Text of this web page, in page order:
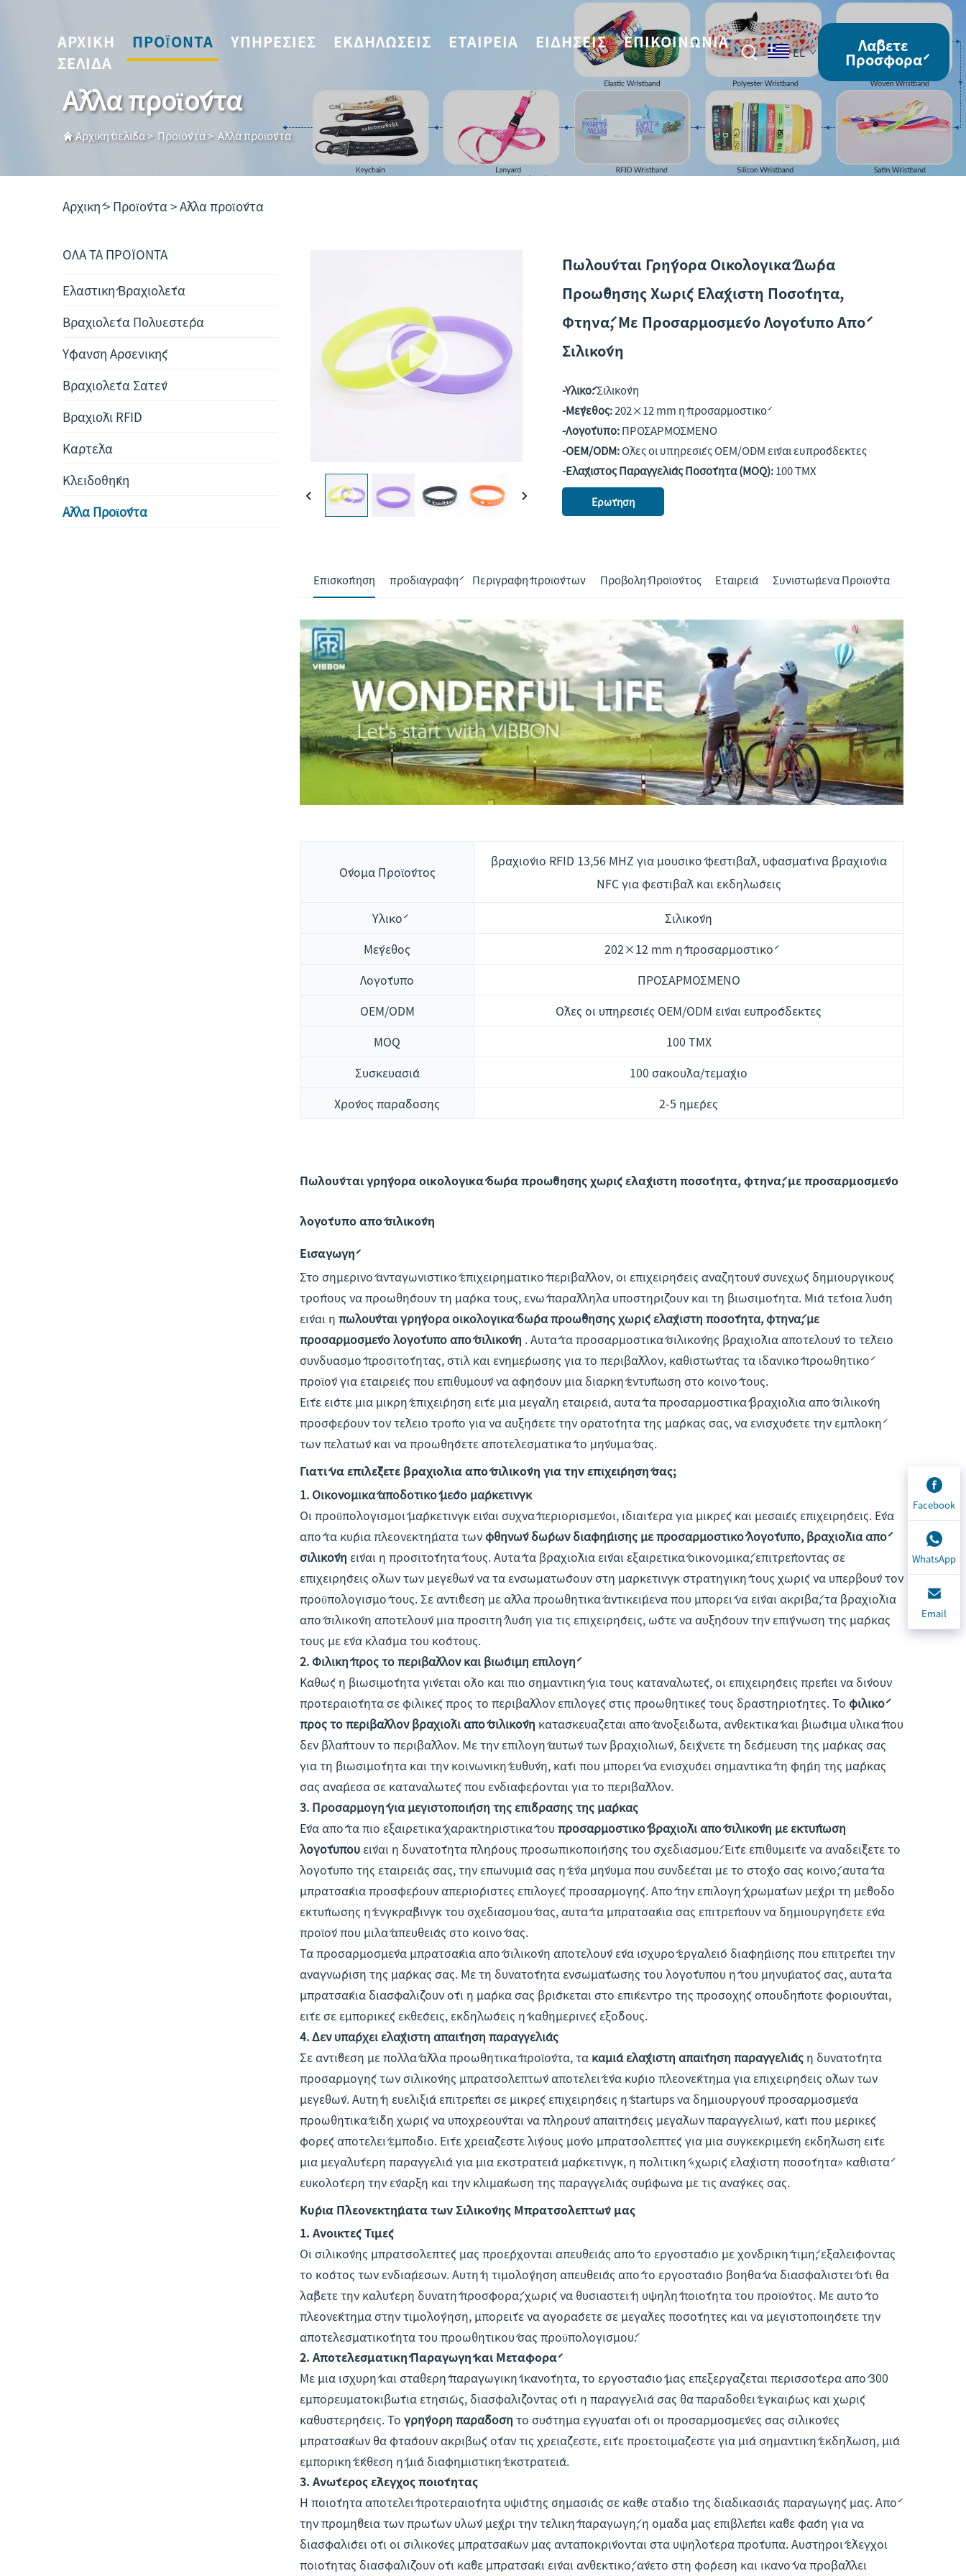
ΑΡΧΙΚΉ
ΣΕΛΊΔΑ
ΠΡΟΪΌΝΤΑ ΥΠΗΡΕΣΊΕΣ ΕΚΔΗΛΏΣΕΙΣ ΕΤΑΙΡΕΊΑ ΕΙΔΉΣΕΙΣ ΕΠΙΚΟΙΝΩΝΊΑ
EL Λάβετε
Προσφορά
Άλλα προϊόντα
Αρχική σελίδα> Προϊόντα> Άλλα προϊόντα
Αρχική > Προϊόντα>Άλλα προϊόντα
ΟΛΑ ΤΑ ΠΡΟΪΟΝΤΑ
Ελαστική Βραχιολέτα
Βραχιολέτα Πολυεστέρα
Ύφανση Αρσενικής
Βραχιολέτα Σατέν
Βραχιόλι RFID
Καρτέλα
Κλειδοθήκη
Άλλα Προϊόντα
Πωλούνται Γρήγορα Οικολογικά Δώρα
Προώθησης Χωρίς Ελάχιστη Ποσότητα,
Φτηνά, Με Προσαρμοσμένο Λογότυπο Από
Σιλικόνη
-Υλικό:Σιλικόνη
-Μέγεθος:202×12 mm ή προσαρμοστικό
-Λογότυπο:ΠΡΟΣΑΡΜΟΣΜΕΝΟ
-OEM/ODM:Όλες οι υπηρεσίες OEM/ODM είναι ευπρόσδεκτες
-Ελάχιστος Παραγγελίας Ποσότητα (MOQ):100 ΤΜΧ
Ερώτηση
Επισκόπηση προδιαγραφή Περιγραφή προϊόντων Προβολή Προϊόντος Εταιρεία Συνιστώμενα Προϊόντα
Όνομα Προϊόντος
βραχιόνιο RFID 13,56 MHZ για μουσικό φεστιβάλ, υφασμάτινα βραχιόνια
NFC για φεστιβάλ και εκδηλώσεις
Υλικό
Σιλικόνη
Μέγεθος
202×12 mm ή προσαρμοστικό
Λογότυπο
ΠΡΟΣΑΡΜΟΣΜΕΝΟ
OEM/ODM
Όλες οι υπηρεσίες OEM/ODM είναι ευπρόσδεκτες
MOQ
100 ΤΜΧ
Συσκευασία
100 σακούλα/τεμάχιο
Χρόνος παράδοσης
2-5 ημέρες
Πωλούνται γρήγορα οικολογικά δώρα προώθησης χωρίς ελάχιστη ποσότητα, φτηνά, με προσαρμοσμένο
λογότυπο από σιλικόνη
Εισαγωγή
Στο σημερινό ανταγωνιστικό επιχειρηματικό περιβάλλον, οι επιχειρήσεις αναζητούν συνεχώς δημιουργικούς
τρόπους να προωθήσουν τη μάρκα τους, ενώ παράλληλα υποστηρίζουν και τη βιωσιμότητα. Μία τέτοια λύση
είναι η πωλούνται γρήγορα οικολογικά δώρα προώθησης χωρίς ελάχιστη ποσότητα, φτηνά, με
προσαρμοσμένο λογότυπο από σιλικόνη . Αυτά τα προσαρμοστικά σιλικόνης βραχιόλια αποτελούν το τέλειο
συνδυασμό προσιτότητας, στιλ και ενημέρωσης για το περιβάλλον, καθιστώντας τα ιδανικό προωθητικό
προϊόν για εταιρείες που επιθυμούν να αφήσουν μια διαρκή εντύπωση στο κοινό τους.
Είτε είστε μια μικρή επιχείρηση είτε μια μεγάλη εταιρεία, αυτά τα προσαρμοστικά βραχιόλια από σιλικόνη
προσφέρουν τον τέλειο τρόπο για να αυξήσετε την ορατότητα της μάρκας σας, να ενισχύσετε την εμπλοκή
των πελατών και να προωθήσετε αποτελεσματικά το μήνυμά σας.
Γιατί να επιλέξετε βραχιόλια από σιλικόνη για την επιχείρησή σας;
1. Οικονομικά αποδοτικό μέσο μάρκετινγκ
Οι προϋπολογισμοί μάρκετινγκ είναι συχνά περιορισμένοι, ιδιαίτερα για μικρές και μεσαίες επιχειρήσεις. Ένα
από τα κύρια πλεονεκτήματα των φθηνών δώρων διαφήμισης με προσαρμοστικό λογότυπο, βραχιόλια από
σιλικόνη είναι η προσιτότητά τους. Αυτά τα βραχιόλια είναι εξαιρετικά οικονομικά, επιτρέποντας σε
επιχειρήσεις όλων των μεγεθών να τα ενσωματώσουν στη μαρκετινγκ στρατηγική τους χωρίς να υπερβούν τον
προϋπολογισμό τους. Σε αντίθεση με άλλα προωθητικά αντικείμενα που μπορεί να είναι ακριβά, τα βραχιόλια
από σιλικόνη αποτελούν μια προσιτή λύση για τις επιχειρήσεις, ώστε να αυξήσουν την επίγνωση της μάρκας
τους με ένα κλάσμα του κόστους.
2. Φιλική προς το περιβάλλον και βιώσιμη επιλογή
Καθώς η βιωσιμότητα γίνεται όλο και πιο σημαντική για τους καταναλωτές, οι επιχειρήσεις πρέπει να δίνουν
προτεραιότητα σε φιλικές προς το περιβάλλον επιλογές στις προωθητικές τους δραστηριότητες. Το φιλικό
προς το περιβάλλον βραχιόλι από σιλικόνη κατασκευάζεται από ανοξείδωτα, ανθεκτικά και βιώσιμα υλικά που
δεν βλάπτουν το περιβάλλον. Με την επιλογή αυτών των βραχιολιών, δείχνετε τη δέσμευση της μάρκας σας
για τη βιωσιμότητα και την κοινωνική ευθύνη, κάτι που μπορεί να ενισχύσει σημαντικά τη φήμη της μάρκας
σας ανάμεσα σε καταναλωτές που ενδιαφέρονται για το περιβάλλον.
3. Προσαρμογή για μεγιστοποίηση της επίδρασης της μάρκας
Ένα από τα πιο εξαιρετικά χαρακτηριστικά του προσαρμοστικό βραχιόλι από σιλικόνη με εκτύπωση
λογότυπουείναι η δυνατότητα πλήρους προσωπικοποίησης του σχεδιασμού. Είτε επιθυμείτε να αναδείξετε το
λογότυπο της εταιρείας σας, την επωνυμία σας ή ένα μήνυμα που συνδέεται με το στόχο σας κοινό, αυτά τα
μπρατσάκια προσφέρουν απεριόριστες επιλογές προσαρμογής. Από την επιλογή χρωμάτων μέχρι τη μέθοδο
εκτύπωσης ή ενγκράβινγκ του σχεδιασμού σας, αυτά τα μπρατσάκια σας επιτρέπουν να δημιουργήσετε ένα
προϊόν που μιλά απευθείας στο κοινό σας.
Τα προσαρμοσμένα μπρατσάκια από σιλικόνη αποτελούν ένα ισχυρό εργαλείο διαφήμισης που επιτρέπει την
αναγνώριση της μάρκας σας. Με τη δυνατότητα ενσωμάτωσης του λογότυπου ή του μηνύματός σας, αυτά τα
μπρατσάκια διασφαλίζουν ότι η μάρκα σας βρίσκεται στο επίκεντρο της προσοχής οπουδήποτε φοριούνται,
είτε σε εμπορικές εκθέσεις, εκδηλώσεις ή καθημερινές εξόδους.
4. Δεν υπάρχει ελάχιστη απαίτηση παραγγελίας
Σε αντίθεση με πολλά άλλα προωθητικά προϊόντα, τα καμία ελάχιστη απαίτηση παραγγελίας η δυνατότητα
προσαρμογής των σιλικόνης μπρατσολεπτών αποτελεί ένα κύριο πλεονέκτημα για επιχειρήσεις όλων των
μεγεθών. Αυτή η ευελιξία επιτρέπει σε μικρές επιχειρήσεις ή startups να δημιουργούν προσαρμοσμένα
προωθητικά είδη χωρίς να υποχρεούνται να πληρούν απαιτήσεις μεγάλων παραγγελιών, κάτι που μερικές
φορές αποτελεί εμπόδιο. Είτε χρειάζεστε λίγους μόνο μπρατσολεπτές για μια συγκεκριμένη εκδήλωση είτε
μια μεγαλύτερη παραγγελία για μια εκστρατεία μάρκετινγκ, η πολιτική «χωρίς ελάχιστη ποσότητα» καθιστά
ευκολότερη την έναρξη και την κλιμάκωση της παραγγελίας σύμφωνα με τις ανάγκες σας.
Κύρια Πλεονεκτήματα των Σιλικόνης Μπρατσολεπτών μας
1. Ανοικτές Τιμές
Οι σιλικόνης μπρατσολεπτές μας προέρχονται απευθείας από το εργοστάσιο με χονδρική τιμή, εξαλείφοντας
το κόστος των ενδιάμεσων. Αυτή η τιμολόγηση απευθείας από το εργοστάσιο βοηθά να διασφαλιστεί ότι θα
λάβετε την καλύτερη δυνατή προσφορά, χωρίς να θυσιαστεί η υψηλή ποιότητα του προϊόντος. Με αυτό το
πλεονέκτημα στην τιμολόγηση, μπορείτε να αγοράσετε σε μεγάλες ποσότητες και να μεγιστοποιήσετε την
αποτελεσματικότητα του προωθητικού σας προϋπολογισμού.
2. Αποτελεσματική Παραγωγή και Μεταφορά
Με μια ισχυρή και σταθερή παραγωγική ικανότητα, το εργοστάσιό μας επεξεργάζεται περισσότερα από 300
εμπορευματοκιβώτια ετησίως, διασφαλίζοντας ότι η παραγγελία σας θα παραδοθεί εγκαίρως και χωρίς
καθυστερήσεις. Το γρήγορη παράδοση το σύστημα εγγυάται ότι οι προσαρμοσμένες σας σιλικόνες
μπρατσάκων θα φτάσουν ακριβώς όταν τις χρειάζεστε, είτε προετοιμάζεστε για μία σημαντική εκδήλωση, μία
εμπορική έκθεση ή μία διαφημιστική εκστρατεία.
3. Ανώτερος έλεγχος ποιότητας
Η ποιότητα αποτελεί προτεραιότητα υψίστης σημασίας σε κάθε στάδιο της διαδικασίας παραγωγής μας. Από
την προμήθεια των πρώτων υλών μέχρι την τελική παραγωγή, η ομάδα μας επιβλέπει κάθε φάση για να
διασφαλίσει ότι οι σιλικόνες μπρατσάκων μας ανταποκρίνονται στα υψηλότερα πρότυπα. Αυστηροί έλεγχοι
ποιότητας διασφαλίζουν ότι κάθε μπρατσάκι είναι ανθεκτικό, άνετο στη φόρεση και ικανό να προβάλλει
Facebook
WhatsApp
Email